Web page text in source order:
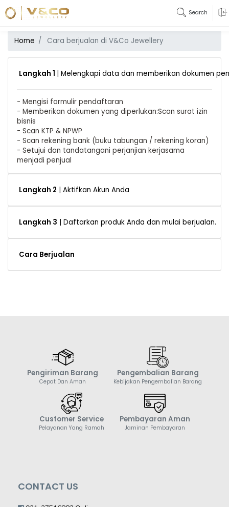
Search
Home Cara berjualan di V&Co Jewellery
Langkah 1 | Melengkapi data dan memberikan dokumen
- Mengisi formulir pendaftaran
- Memberikan dokumen yang diperlukan:Scan surat izin
bisnis
- Scan KTP & NPWP
- Scan rekening bank (buku tabungan / rekening koran)
- Setujui dan tandatangani perjanjian kerjasama
menjadi penjual
Langkah 2 | Aktifkan Akun Anda
Langkah 3 | Daftarkan produk Anda dan mulai berjualan.
Cara Berjualan
Pengiriman Barang
Cepat Dan Aman
Pengembalian Barang
Kebijakan Pengembalian Barang
Customer Service
Pelayanan Yang Ramah
Pembayaran Aman
Jaminan Pembayaran
CONTACT US